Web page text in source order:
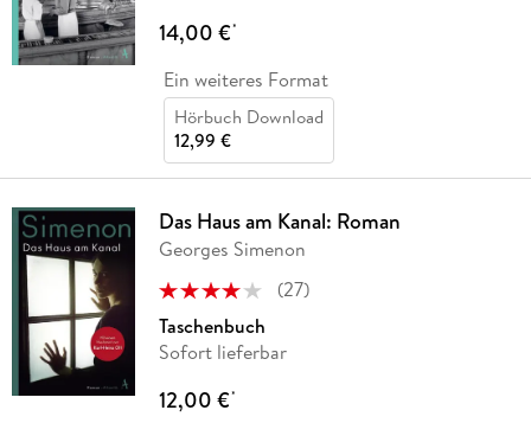
14,00 €*
Ein weiteres Format
Hörbuch Download
12,99 €
Das Haus am Kanal: Roman
Georges Simenon
(27)
Taschenbuch
Sofort lieferbar
12,00 €*